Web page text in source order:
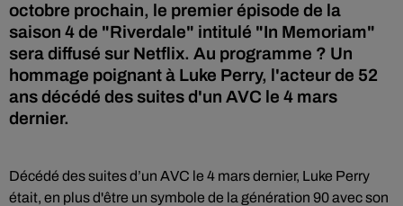
octobre prochain, le premier épisode de la
saison 4 de "Riverdale" intitulé "In Memoriam"
sera diffusé sur Netflix. Au programme ? Un
hommage poignant à Luke Perry, l'acteur de 52
ans décédé des suites d'un AVC le 4 mars
dernier.
Décédé des suites d’un AVC le 4 mars dernier, Luke Perry
était, en plus d'être un symbole de la génération 90 avec son